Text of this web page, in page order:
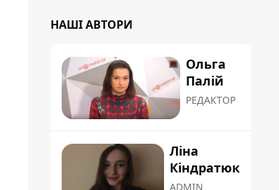
НАШІ АВТОРИ
Ольга
Палій
РЕДАКТОР
Ліна
Кіндратюк
ADMIN